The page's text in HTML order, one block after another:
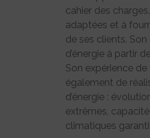
cahier des
adaptées et à
de ses clients.
d’énergie à partir
Son expérience
également de
d’énergie :
extrêmes,
climatiques